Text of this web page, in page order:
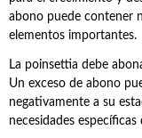
abono puede contener
elementos importantes.
La poinsettia debe
Un exceso de abono
negativamente a su
necesidades